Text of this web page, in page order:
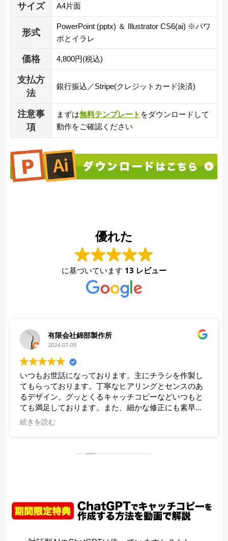
サイズ A4片面
形式
PowerPoint (pptx) ＆ Illustrator CS6(ai) ※パワ
ポとイラレ
価格 4,800円(税込)
支払方
法
銀行振込／Stripe(クレジットカード決済)
注意事
項
まずは無料テンプレート をダウンロードして
動作をご確認ください
優れた
に基づいています 13 レビュー
有限会社錦部製作所
2024-07-09
いつもお世話になっております。主にチラシを作製し
てもらっております。丁寧なヒアリングとセンスのあ
るデザイン。グッとくるキャッチコピーなどいつもと
ても満足しております。また、細かな修正にも素早く
対応していただき、助かっております。
続きを読む